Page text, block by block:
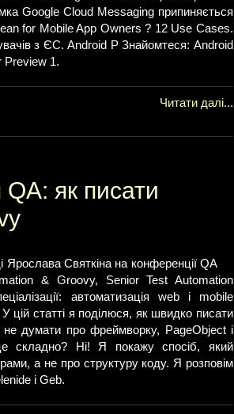
Google Cloud Messaging припиняється
for Mobile App Owners ? 12 Use Cases.
з ЄС. Android P Знайомтеся: Android
Preview 1.
Читати далі...
як писати
Ярослава Святкіна на конференції QA
& Groovy, Senior Test Automation
автоматизація web і mobile
цій статті я поділюся, як швидко писати
думати про фреймворку, PageObject і
це складно? Ні! Я покажу спосіб, який
а не про структуру коду. Я розповім
і Geb.